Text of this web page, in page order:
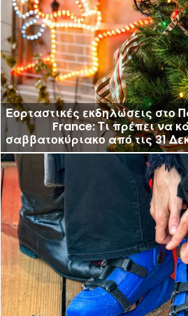
Εορταστικές εκδηλώσεις στο
France: Τι πρέπει να
σαββατοκύριακο από τις 31
Ιανουαρίου